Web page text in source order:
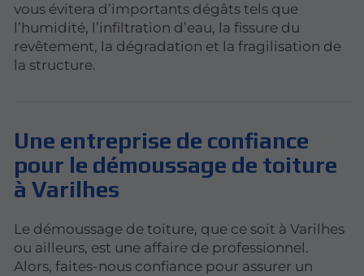
vous évitera d’importants dégâts tels que
l’humidité, l’infiltration d’eau, la fissure du
revêtement, la dégradation et la fragilisation de
la structure.
Une entreprise de confiance
pour le démoussage de toiture
à Varilhes
Le démoussage de toiture, que ce soit à Varilhes
ou ailleurs, est une affaire de professionnel.
Alors, faites-nous confiance pour assurer un